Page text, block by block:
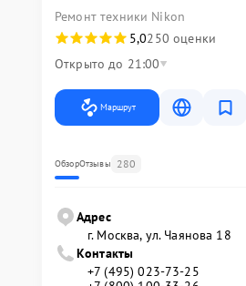
Ремонт техники Nikon
5,0250 оценки
Открыто до 21:00
Маршрут
ОбзорОтзывы 280
Адрес
г. Москва, ул. Чаянова 18
Контакты
+7 (495) 023-73-25